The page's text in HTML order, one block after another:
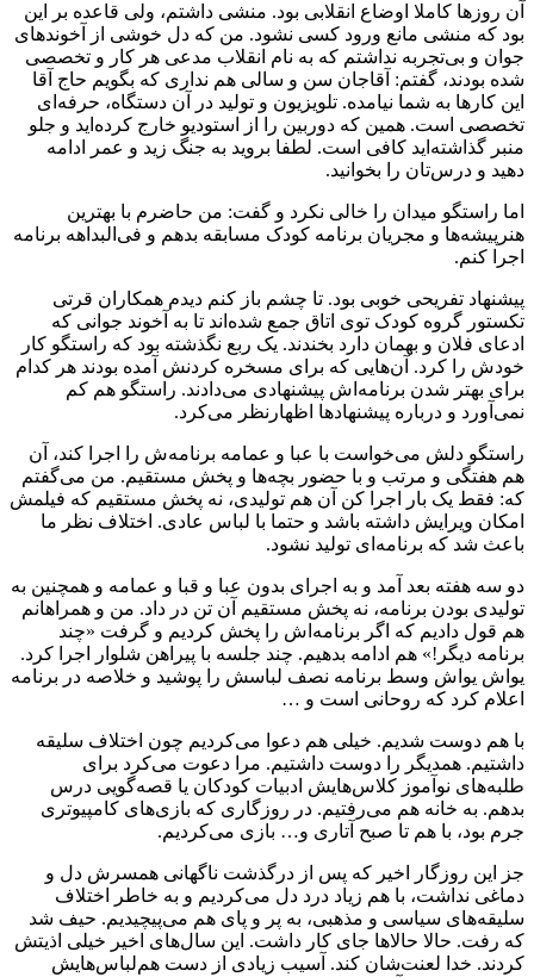
آن روزها کاملا اوضاع انقلابی بود. منشی داشتم، ولی قاعده بر این
بود که منشی مانع ورود کسی نشود. من که دل خوشی از آخوندهای
جوان و بی‌تجربه نداشتم که به نام انقلاب مدعی هر کار و تخصصی
شده بودند، گفتم: آقاجان سن و سالی هم نداری که بگویم حاج‌ آقا
این کارها به شما نیامده. تلویزیون و تولید در آن دستگاه، حرفه‌ای
تخصصی است. همین که دوربین را از استودیو خارج کرده‌اید و جلو
منبر گذاشته‌اید کافی است. لطفا بروید به جنگ زید و عمر ادامه
دهید و درس‌تان را بخوانید.
اما راستگو میدان را خالی نکرد و گفت: من حاضرم با بهترین
هنرپیشه‌ها و مجریان برنامه کودک مسابقه بدهم و فی‌البداهه برنامه
اجرا کنم.
پیشنهاد تفریحی خوبی بود. تا چشم باز کنم دیدم همکاران قرتی‌
تکستور گروه کودک توی اتاق جمع شده‌اند تا به آخوند جوانی که
ادعای فلان و بهمان دارد بخندند. یک ربع نگذشته بود که راستگو کار
خودش را کرد. آن‌هایی که برای مسخره کردنش آمده بودند هر کدام
برای بهتر شدن برنامه‌اش پیشنهادی می‌دادند. راستگو هم کم
نمی‌آورد و درباره پیشنهادها اظهارنظر می‌کرد.
راستگو دلش می‌خواست با عبا و عمامه برنامه‌ش را اجرا کند، آن
هم هفتگی و مرتب و با حضور بچه‌ها و پخش مستقیم. من می‌گفتم
که: فقط یک بار اجرا کن آن هم تولیدی، نه پخش مستقیم که فیلمش
امکان ویرایش داشته باشد و حتما با لباس عادی. اختلاف نظر ما
باعث شد که برنامه‌ای تولید نشود.
دو سه هفته بعد آمد و به اجرای بدون عبا و قبا و عمامه و همچنین به
تولیدی بودن برنامه، نه پخش مستقیم آن تن در داد. من و همراهانم
هم قول دادیم که اگر برنامه‌اش را پخش کردیم و گرفت «چند
برنامه دیگر!» هم ادامه بدهیم. چند جلسه با پیراهن شلوار اجرا کرد.
یواش یواش وسط برنامه نصف لباسش را پوشید و خلاصه در برنامه
اعلام کرد که روحانی است و …
با هم دوست شدیم. خیلی هم دعوا می‌کردیم چون اختلاف سلیقه
داشتیم. همدیگر را دوست داشتیم. مرا دعوت می‌کرد برای
طلبه‌های نوآموز کلاس‌هایش ادبیات کودکان یا قصه‌گویی درس
بدهم. به خانه هم می‌رفتیم. در روزگاری که بازی‌های کامپیوتری
جرم بود، با هم تا صبح آتاری و… بازی می‌کردیم.
جز این روزگار اخیر که پس از درگذشت ناگهانی همسرش دل و
دماغی نداشت، با هم زیاد درد دل می‌کردیم و به خاطر اختلاف
سلیقه‌های سیاسی و مذهبی، به پر و پای هم می‌پیچیدیم. حیف شد
که رفت. حالا حالاها جای کار داشت. این سال‌های اخیر خیلی اذیتش
کردند. خدا لعنت‌شان کند. آسیب زیادی از دست هم‌لباس‌هایش